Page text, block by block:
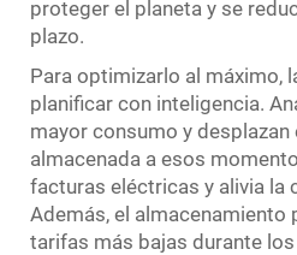
proteger el planeta y se
plazo.
Para optimizarlo al máximo,
planificar con inteligencia.
mayor consumo y desplazan
almacenada a esos
facturas eléctricas y alivia la
Además, el almacenamiento
tarifas más bajas durante